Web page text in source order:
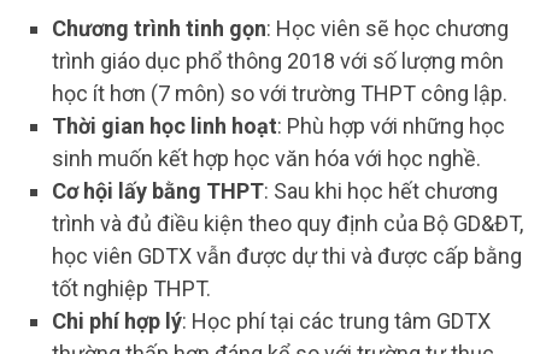
Chương trình tinh gọn: Học viên sẽ học chương
trình giáo dục phổ thông 2018 với số lượng môn
học ít hơn (7 môn) so với trường THPT công lập.
Thời gian học linh hoạt: Phù hợp với những học
sinh muốn kết hợp học văn hóa với học nghề.
Cơ hội lấy bằng THPT: Sau khi học hết chương
trình và đủ điều kiện theo quy định của Bộ GD&ĐT,
học viên GDTX vẫn được dự thi và được cấp bằng
tốt nghiệp THPT.
Chi phí hợp lý: Học phí tại các trung tâm GDTX